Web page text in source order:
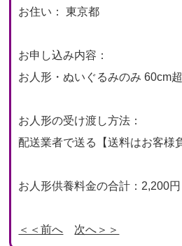
お住い： 東京都
お申し込み内容：
お人形・ぬいぐるみのみ 60cm
お人形の受け渡し方法：
配送業者で送る【送料はお客様
お人形供養料金の合計：2,200円
＜＜前へ 次へ＞＞